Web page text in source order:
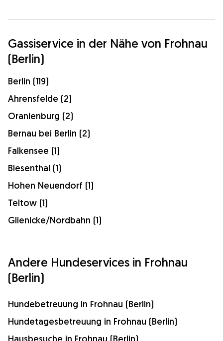
Gassiservice in der Nähe von Frohnau
(Berlin)
Berlin (119)
Ahrensfelde (2)
Oranienburg (2)
Bernau bei Berlin (2)
Falkensee (1)
Biesenthal (1)
Hohen Neuendorf (1)
Teltow (1)
Glienicke/Nordbahn (1)
Andere Hundeservices in Frohnau
(Berlin)
Hundebetreuung in Frohnau (Berlin)
Hundetagesbetreuung in Frohnau (Berlin)